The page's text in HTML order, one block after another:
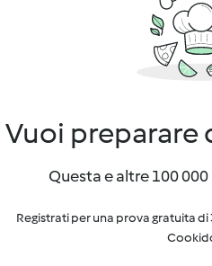
Vuoi preparare
Questa e altre 100
Registrati per una prova gratuita